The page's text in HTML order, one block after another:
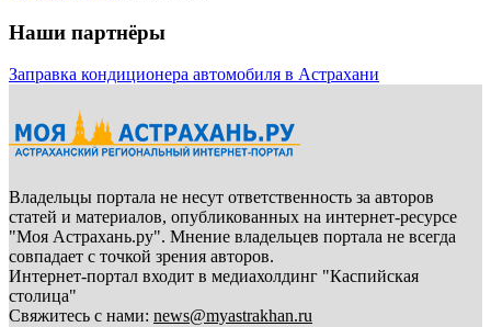
Наши партнёры
Заправка кондиционера автомобиля в Астрахани
Владельцы портала не несут ответственность за авторов
статей и материалов, опубликованных на интернет-ресурсе
"Моя Астрахань.ру". Мнение владельцев портала не всегда
совпадает с точкой зрения авторов.
Интернет-портал входит в медиахолдинг "Каспийская
столица"
Свяжитесь с нами: news@myastrakhan.ru